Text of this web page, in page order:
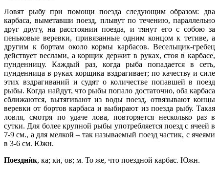
Ловят рыбу при помощи поезда следующим образом: два
карбаса, выметавши поезд, плывут по течению, параллельно
друг другу, на расстоянии поезда, и тянут его с собою за
пеньковые веревки, привязанные одним концом к тетиве, а
другим к бортам около кормы карбасов. Весельщик-гребец
действует веслами, а корщик держит в руках, стоя в карбасе,
пунденницу. Каждый раз, когда рыба попадается в сеть,
пунденница в руках корщика вздрагивает; по качеству и силе
этих вздрагиваний и судят о количестве попавшей в поезд
рыбы. Когда найдут, что рыбы попало достаточно, оба карбаса
сближаются, вытягивают из воды поезд, отвязывают концы
веревки от бортов карбаса и выбирают из поезда рыбу. Такая
ловля, смотря по удаче лова, повторяется несколько раз в
сутки. Для более крупной рыбы употребляется поезд с ячеей в
7‑9 см., а для мелкой – так называемый поезд частик, с ячеями
в 3‑6 см. Южн.
Поезднѝк, ка; ки, ов; м. То же, что поездной карбас. Южн.